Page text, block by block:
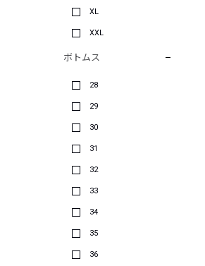
XL
XXL
ボトムス
28
29
30
31
32
33
34
35
36